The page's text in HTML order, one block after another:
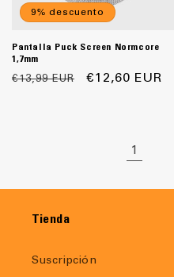
9% descuento
Pantalla Puck Screen Normcore
1,7mm
Precio
€13,99 EUR
Precio
€12,60 EUR
1
Tienda
Suscripción